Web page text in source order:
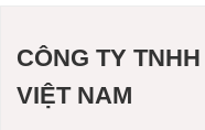
CÔNG TY
VIỆT NAM